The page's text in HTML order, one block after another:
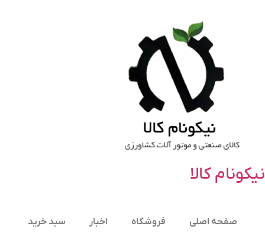
نیکونام کالا
صفحه اصلی فروشگاه اخبار سبد خرید